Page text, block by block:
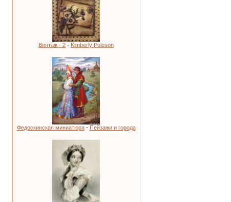
Винтаж - 2 - Kimberly Poloson
Федоскинская миниатюра- Пейзажи и города